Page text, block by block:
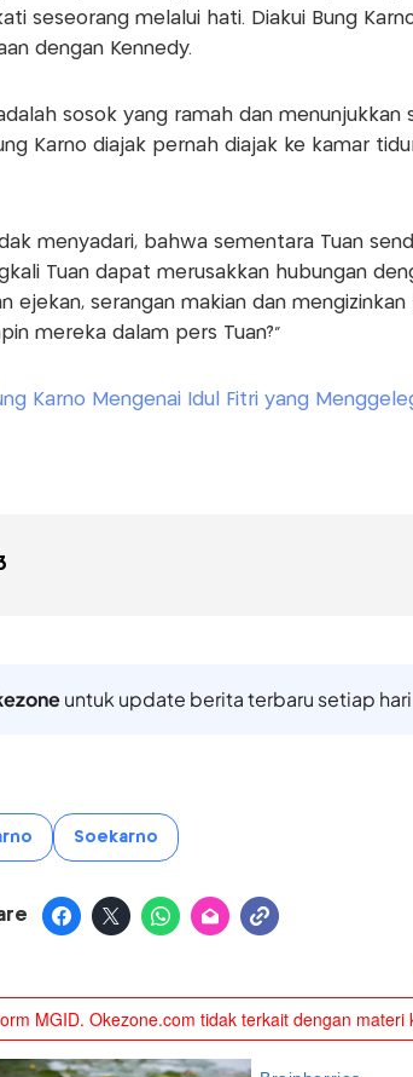
seseorang melalui hati. Diakui Bung
dengan Kennedy.
sosok yang ramah dan menunjukkan
Karno diajak pernah diajak ke kamar
menyadari, bahwa sementara Tuan
Tuan dapat merusakkan hubungan
ejekan, serangan makian dan
mereka dalam pers Tuan?”
Karno Mengenai Idul Fitri yang
untuk update berita terbaru setiap hari
Soekarno